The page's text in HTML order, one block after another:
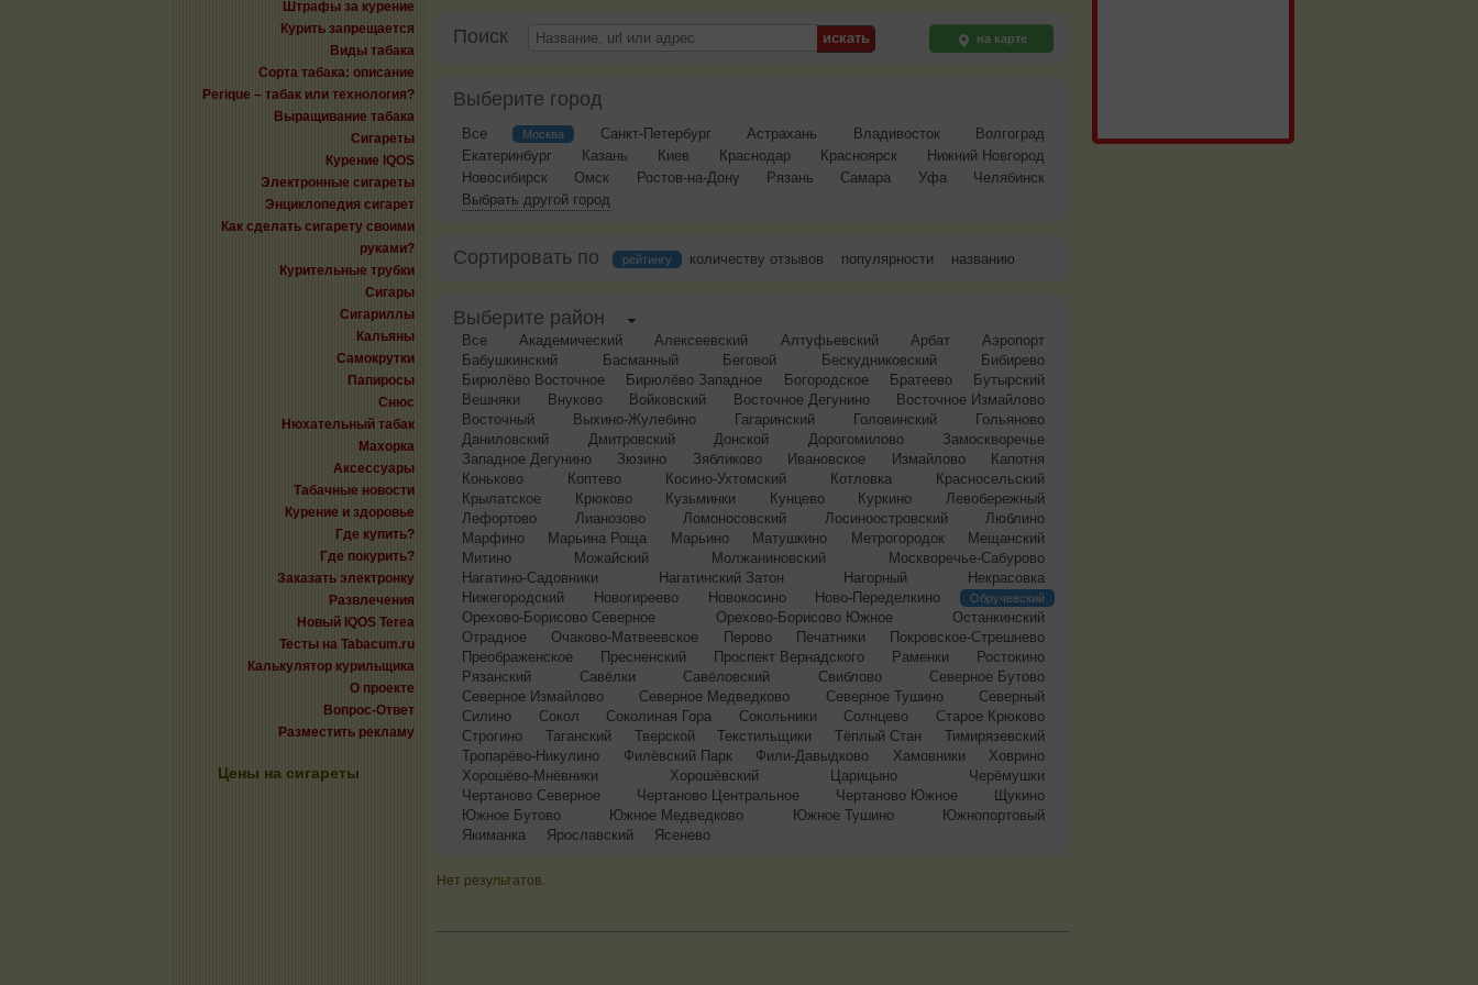
Штрафы за курение
Курить запрещается
Виды табака
Сорта табака: описание
Perique – табак или технология?
Выращивание табака
Сигареты
Курение IQOS
Электронные сигареты
Энциклопедия сигарет
Как сделать сигарету своими
руками?
Курительные трубки
Сигары
Сигариллы
Кальяны
Самокрутки
Папиросы
Снюс
Нюхательный табак
Махорка
Аксессуары
Табачные новости
Курение и здоровье
Где купить?
Где покурить?
Заказать электронку
Развлечения
Новый IQOS Terea
Тесты на Tabacum.ru
Калькулятор курильщика
О проекте
Вопрос-Ответ
Разместить рекламу
Цены на сигареты
Поиск на карте
Выберите город
Все Москва Санкт-Петербург Астрахань Владивосток
Волгоград
Екатеринбург
Казань Киев Краснодар Красноярск
Нижний Новгород
Новосибирск
Омск Ростов-на-Дону Рязань Самара Уфа
Челябинск
Выбрать другой город
Сортировать по рейтингу количеству отзывов популярности названию
Выберите район
Все Академический Алексеевский Алтуфьевский Арбат
Аэропорт
Бабушкинский
Басманный Беговой Бескудниковский
Бибирево
Бирюлёво Восточное
Бирюлёво Западное Богородское Братеево
Бутырский
Вешняки
Внуково Войковский Восточное Дегунино
Восточное Измайлово
Восточный
Выхино-Жулебино Гагаринский Головинский
Гольяново
Даниловский
Дмитровский Донской Дорогомилово
Замоскворечье
Западное Дегунино
Зюзино Зябликово Ивановское Измайлово
Капотня
Коньково
Коптево Косино-Ухтомский Котловка
Красносельский
Крылатское
Крюково Кузьминки Кунцево Куркино
Левобережный
Лефортово
Лианозово Ломоносовский Лосиноостровский
Люблино
Марфино
Марьина Роща Марьино Матушкино Метрогородок
Мещанский
Митино
Можайский Молжаниновский
Москворечье-Сабурово
Нагатино-Садовники
Нагатинский Затон Нагорный
Некрасовка
Нижегородский
Новогиреево Новокосино Ново-Переделкино Обручевский
Орехово-Борисово Северное Орехово-Борисово Южное
Останкинский
Отрадное
Очаково-Матвеевское Перово Печатники
Покровское-Стрешнево
Преображенское
Пресненский Проспект Вернадского Раменки
Ростокино
Рязанский
Савёлки Савёловский Свиблово
Северное Бутово
Северное Измайлово
Северное Медведково Северное Тушино
Северный
Силино
Сокол Соколиная Гора Сокольники Солнцево
Старое Крюково
Строгино
Таганский Тверской Текстильщики Тёплый Стан
Тимирязевский
Тропарёво-Никулино
Филёвский Парк Фили-Давыдково Хамовники
Ховрино
Хорошёво-Мнёвники
Хорошёвский Царицыно
Черёмушки
Чертаново Северное
Чертаново Центральное Чертаново Южное
Щукино
Южное Бутово
Южное Медведково Южное Тушино
Южнопортовый
Якиманка
Ярославский Ясенево
Нет результатов.